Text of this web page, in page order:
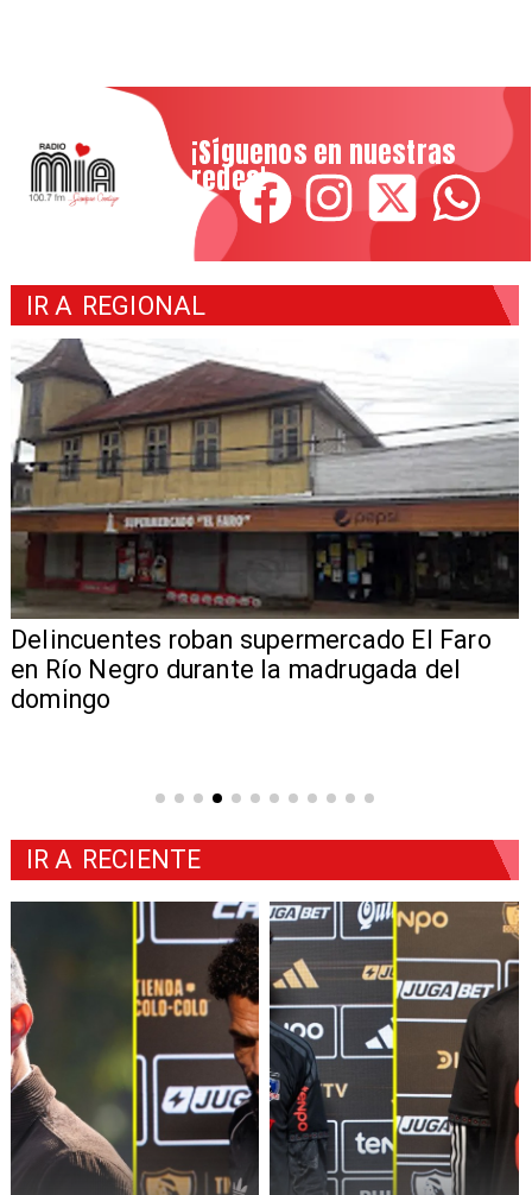
¡Síguenos en nuestras
redes!
IR A REGIONAL
Delincuentes roban supermercado El Faro
en Río Negro durante la madrugada del
domingo
IR A RECIENTE